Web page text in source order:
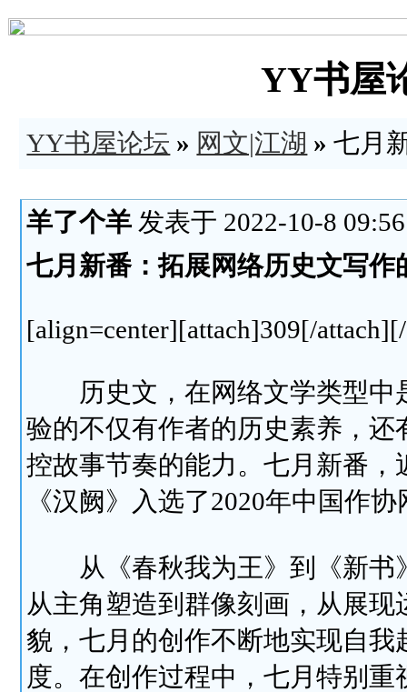
YY书屋
YY书屋论坛 » 网文|江湖 » 七月
羊了个羊 发表于 2022-10-8 09:56
七月新番：拓展网络历史文写作
[align=center][attach]309[/
历史文，在网络文学类型中
验的不仅有作者的历史素养，
控故事节奏的能力。七月新番
《汉阙》入选了2020年中国作
从《春秋我为王》到《新书
从主角塑造到群像刻画，从展
貌，七月的创作不断地实现自
度。在创作过程中，七月特别